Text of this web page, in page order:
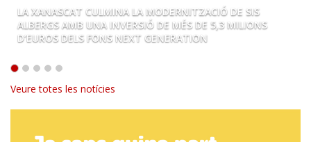
LA XANASCAT CULMINA LA MODERNITZACIÓ DE SIS
ALBERGS AMB UNA INVERSIÓ DE MÉS DE 5,3 MILIONS
D’EUROS DELS FONS NEXT GENERATION
Veure totes les notícies